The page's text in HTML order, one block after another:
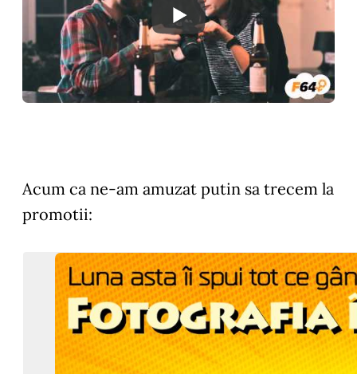
Acum ca ne-am amuzat putin sa trecem la
promotii: